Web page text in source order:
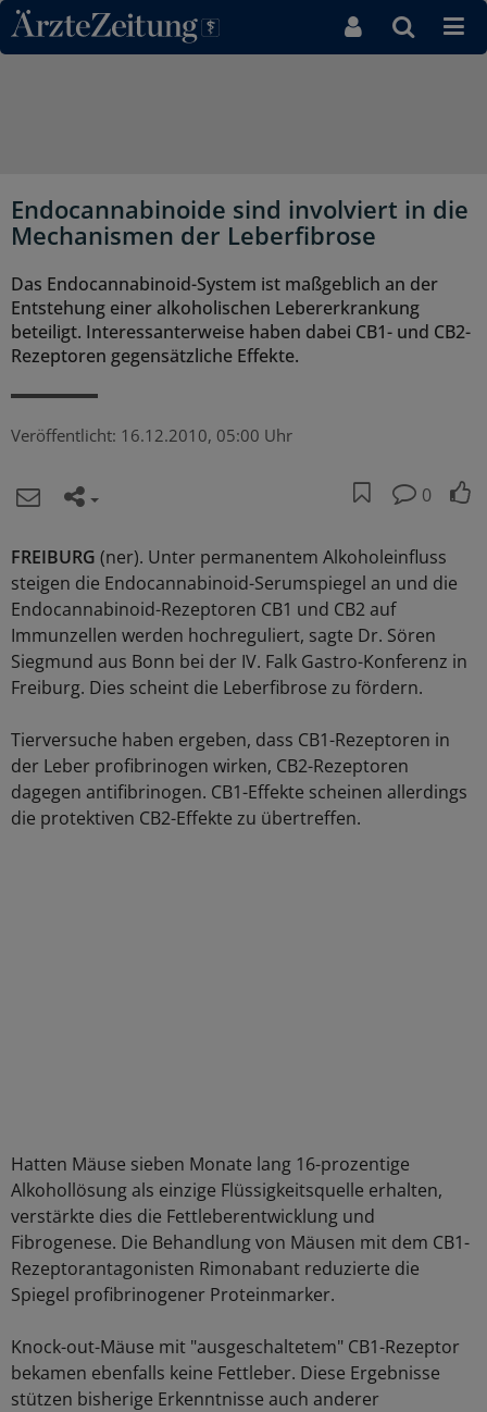
Direkt zum Inhaltsbereich
Endocannabinoide sind involviert in die
Mechanismen der Leberfibrose
Das Endocannabinoid-System ist maßgeblich an der
Entstehung einer alkoholischen Lebererkrankung
beteiligt. Interessanterweise haben dabei CB1- und CB2-
Rezeptoren gegensätzliche Effekte.
Veröffentlicht: 16.12.2010, 05:00 Uhr
0
FREIBURG (ner). Unter permanentem Alkoholeinfluss
steigen die Endocannabinoid-Serumspiegel an und die
Endocannabinoid-Rezeptoren CB1 und CB2 auf
Immunzellen werden hochreguliert, sagte Dr. Sören
Siegmund aus Bonn bei der IV. Falk Gastro-Konferenz in
Freiburg. Dies scheint die Leberfibrose zu fördern.
Tierversuche haben ergeben, dass CB1-Rezeptoren in
der Leber profibrinogen wirken, CB2-Rezeptoren
dagegen antifibrinogen. CB1-Effekte scheinen allerdings
die protektiven CB2-Effekte zu übertreffen.
Hatten Mäuse sieben Monate lang 16-prozentige
Alkohollösung als einzige Flüssigkeitsquelle erhalten,
verstärkte dies die Fettleberentwicklung und
Fibrogenese. Die Behandlung von Mäusen mit dem CB1-
Rezeptorantagonisten Rimonabant reduzierte die
Spiegel profibrinogener Proteinmarker.
Knock-out-Mäuse mit "ausgeschaltetem" CB1-Rezeptor
bekamen ebenfalls keine Fettleber. Diese Ergebnisse
stützen bisherige Erkenntnisse auch anderer